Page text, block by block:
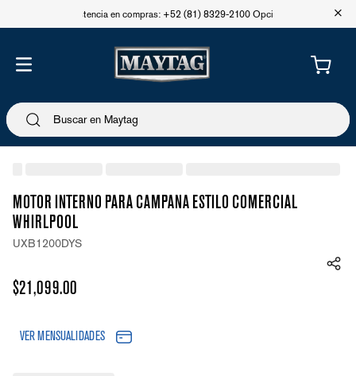
Asistencia en compras: +52 (81) 8329-2100 Opción 1 +
MOTOR INTERNO PARA CAMPANA ESTILO COMERCIAL
WHIRLPOOL
UXB1200DYS
$21,099.00
VER MENSUALIDADES